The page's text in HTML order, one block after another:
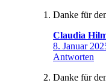
Danke für
Claudia
8. Januar
Antworten
Danke für